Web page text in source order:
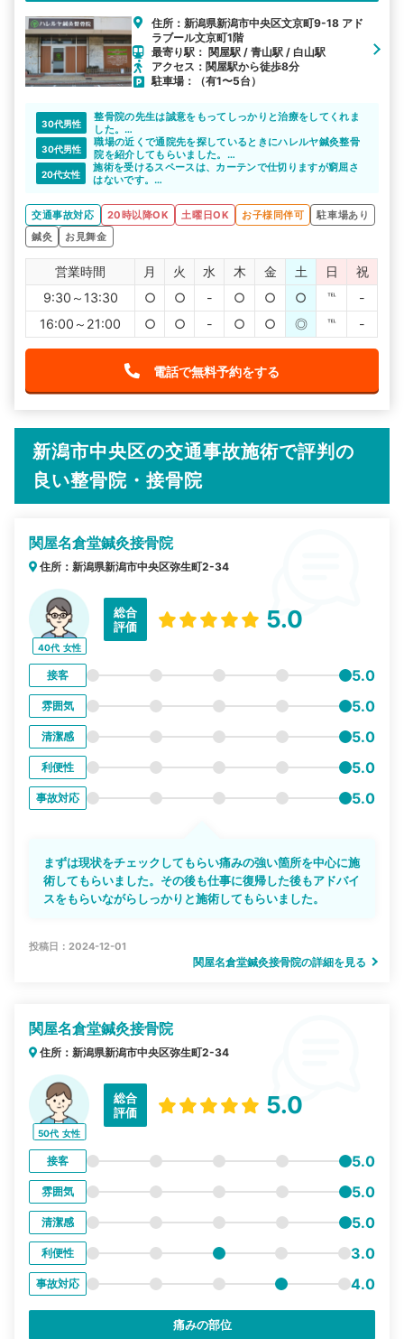
住所：新潟県新潟市中央区文京町9-18 アド
ラブール文京町1階
最寄り駅： 関屋駅 / 青山駅 / 白山駅
アクセス：関屋駅から徒歩8分
駐車場：（有1〜5台）
30代男性
整骨院の先生は誠意をもってしっかりと治療をしてくれま
した。
通院を続けてしっかり治療を受けて、体調もよくなったの
で満足しています。
30代男性
職場の近くで通院先を探しているときにハレルヤ鍼灸整骨
院を紹介してもらいました。
平日は21時まで営業しているので、仕事終わりの通院もし
やすくて助かりました。
きました。
20代女性
施術を受けるスペースは、カーテンで仕切りますが窮屈さ
はないです。
交通事故対応
20時以降OK 土曜日OK お子様同伴可
駐車場あり
鍼灸
お見舞金
営業時間 月 火 水 木 金 土 日
祝
9:30～13:30
○ ○ - ○ ○ ○ ℡
-
16:00～21:00
○ ○ - ○ ○ ◎ ℡ -
電話で無料予約をする
新潟市中央区の交通事故施術で評判の
良い整骨院・接骨院
関屋名倉堂鍼灸接骨院
住所：新潟県新潟市中央区弥生町2-34
40代 女性
総合
評価
5.0
接客 5.0
雰囲気 5.0
清潔感 5.0
利便性 5.0
事故対応 5.0
まずは現状をチェックしてもらい痛みの強い箇所を中心に施
術してもらいました。その後も仕事に復帰した後もアドバイ
スをもらいながらしっかりと施術してもらいました。
投稿日：2024-12-01
関屋名倉堂鍼灸接骨院の詳細を見る
関屋名倉堂鍼灸接骨院
住所：新潟県新潟市中央区弥生町2-34
50代 女性
総合
評価
5.0
接客 5.0
雰囲気 5.0
清潔感 5.0
利便性 3.0
事故対応 4.0
痛みの部位